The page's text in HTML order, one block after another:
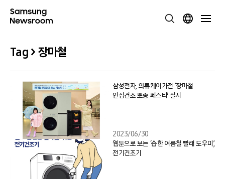
Tag > 장마철
삼성전자, 의류케어가전 ‘장마철
안심건조 뽀송 페스타’ 실시
2023/06/30
웹툰으로 보는 ‘습한 여름철 빨래 도우미’,
전기건조기